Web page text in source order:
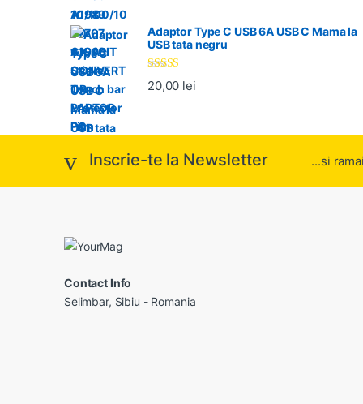
Adaptor Type C USB 6A USB C Mama la
USB tata negru
Evaluat la
5.00din 5
20,00 lei
Inscrie-te la Newsletter ...si
Contact Info
Selimbar, Sibiu - Romania